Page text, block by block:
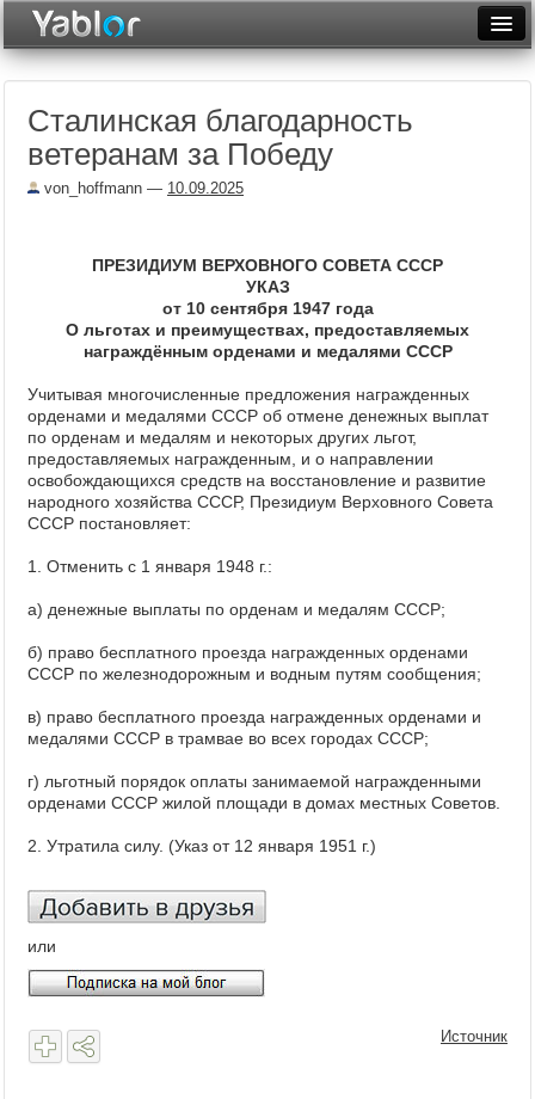
Неделя
Месяц
Архив
Фототоп
Видеотоп
Сталинская благодарность
ветеранам за Победу
von_hoffmann — 10.09.2025
ПРЕЗИДИУМ ВЕРХОВНОГО СОВЕТА СССР
УКАЗ
от 10 сентября 1947 года
О льготах и преимуществах, предоставляемых
награждённым орденами и медалями СССР
Учитывая многочисленные предложения награжденных
орденами и медалями СССР об отмене денежных выплат
по орденам и медалям и некоторых других льгот,
предоставляемых награжденным, и о направлении
освобождающихся средств на восстановление и развитие
народного хозяйства СССР, Президиум Верховного Совета
СССР постановляет:
1. Отменить с 1 января 1948 г.:
а) денежные выплаты по орденам и медалям СССР;
б) право бесплатного проезда награжденных орденами
СССР по железнодорожным и водным путям сообщения;
в) право бесплатного проезда награжденных орденами и
медалями СССР в трамвае во всех городах СССР;
г) льготный порядок оплаты занимаемой награжденными
орденами СССР жилой площади в домах местных Советов.
2. Утратила силу. (Указ от 12 января 1951 г.)
или
Источник